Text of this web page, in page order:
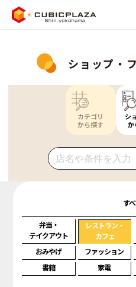
ショップ・
カテゴリ
から探す
シ
か
す
弁当・
テイクアウト
レストラン・
カフェ
おみやげ ファッション
書籍
家電